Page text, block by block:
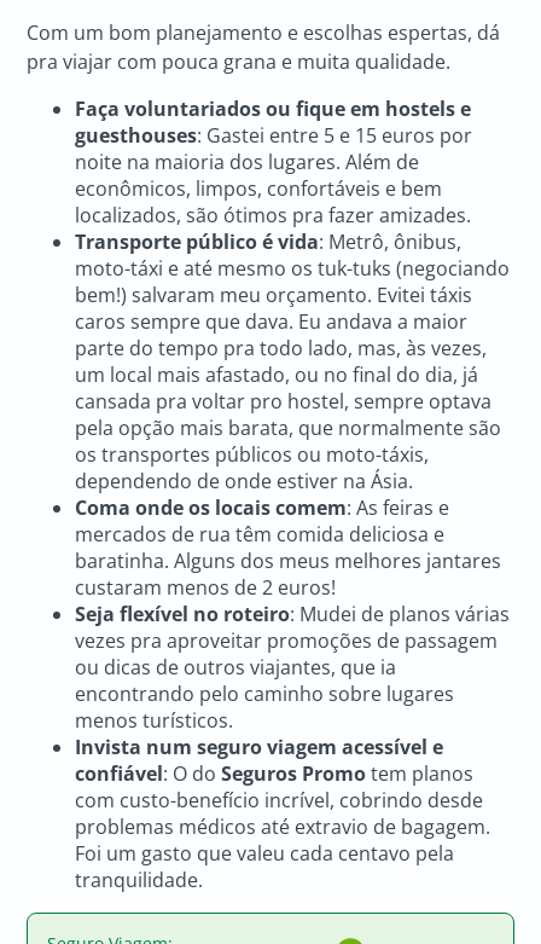
Com um bom planejamento e escolhas espertas, dá
pra viajar com pouca grana e muita qualidade.
Faça voluntariados ou fique em hostels e
guesthouses: Gastei entre 5 e 15 euros por
noite na maioria dos lugares. Além de
econômicos, limpos, confortáveis e bem
localizados, são ótimos pra fazer amizades.
Transporte público é vida: Metrô, ônibus,
moto-táxi e até mesmo os tuk-tuks (negociando
bem!) salvaram meu orçamento. Evitei táxis
caros sempre que dava. Eu andava a maior
parte do tempo pra todo lado, mas, às vezes,
um local mais afastado, ou no final do dia, já
cansada pra voltar pro hostel, sempre optava
pela opção mais barata, que normalmente são
os transportes públicos ou moto-táxis,
dependendo de onde estiver na Ásia.
Coma onde os locais comem: As feiras e
mercados de rua têm comida deliciosa e
baratinha. Alguns dos meus melhores jantares
custaram menos de 2 euros!
Seja flexível no roteiro: Mudei de planos várias
vezes pra aproveitar promoções de passagem
ou dicas de outros viajantes, que ia
encontrando pelo caminho sobre lugares
menos turísticos.
Invista num seguro viagem acessível e
confiável: O doSeguros Promotem planos
com custo-benefício incrível, cobrindo desde
problemas médicos até extravio de bagagem.
Foi um gasto que valeu cada centavo pela
tranquilidade.